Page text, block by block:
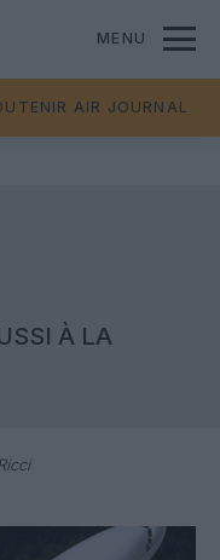
MENU
AIR JOURNAL
À LA